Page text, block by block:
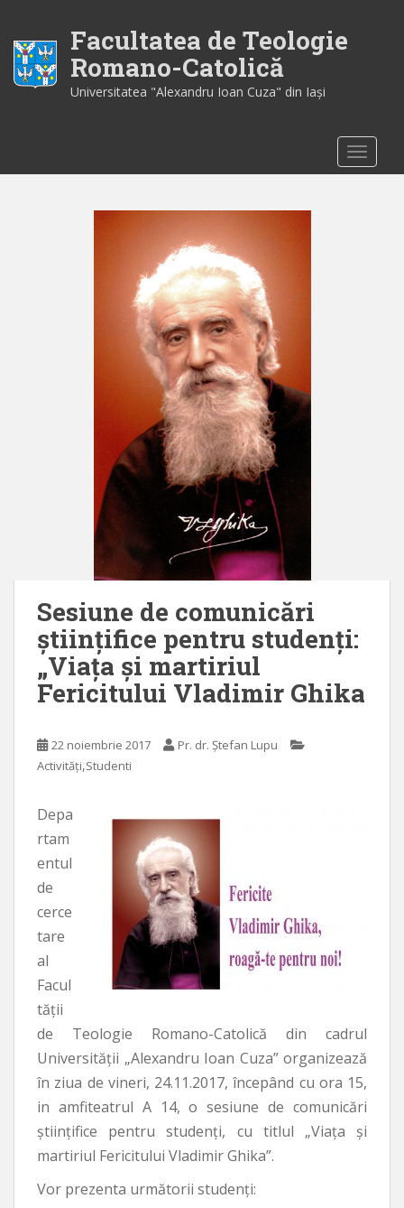
i
Facultatea de Teologie
Romano-Catolică
Universitatea "Alexandru Ioan Cuza" din Iaşi
Sesiune de comunicări
științifice pentru studenți:
„Viața și martiriul
Fericitului Vladimir Ghika
22 noiembrie 2017
Pr. dr. Ștefan Lupu
Activități,Studenti
Depa
rtam
entul
de
cerce
tare
al
Facul
tății
de Teologie Romano-Catolică din cadrul
Universității „Alexandru Ioan Cuza” organizează
în ziua de vineri, 24.11.2017, începând cu ora 15,
in amfiteatrul A 14, o sesiune de comunicări
științifice pentru studenți, cu titlul „Viața și
martiriul Fericitului Vladimir Ghika”.
Vor prezenta următorii studenți: